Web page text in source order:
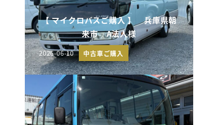
【 マイクロバスご購入 】 兵庫県朝
来市 A法人様
投稿日
2026-06-10 中古車ご購入